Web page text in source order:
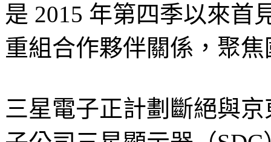
是 2015 年第四季以來首
重組合作夥伴關係，聚
三星電子正計劃斷絕與